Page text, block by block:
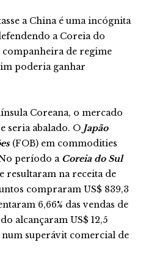
a China é uma incógnita
a Coreia do
companheira de regime
poderia ganhar
Coreana, o mercado
seria abalado. O Japão
(FOB) em commodities
período a Coreia do Sul
resultaram na receita de
compraram US$ 839,3
6,66% das vendas de
alcançaram US$ 12,5
superávit comercial de